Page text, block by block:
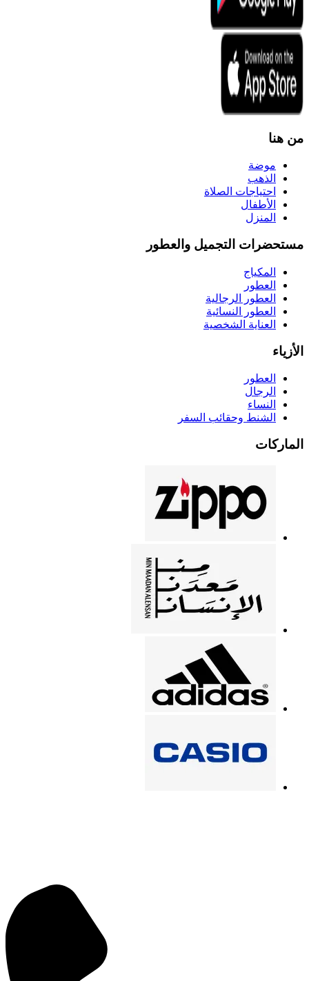
من هنا
موضة
الذهب
احتياجات الصلاة
الأطفال
المنزل
مستحضرات التجميل والعطور
المكياج
العطور
العطور الرجالية
العطور النسائية
العناية الشخصية
الأزياء
العطور
الرجال
النساء
الشنط وحقائب السفر
الماركات